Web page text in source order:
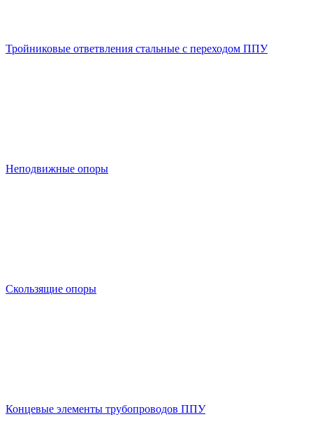
Тройниковые ответвления стальные с переходом ППУ
Неподвижные опоры
Скользящие опоры
Концевые элементы трубопроводов ППУ